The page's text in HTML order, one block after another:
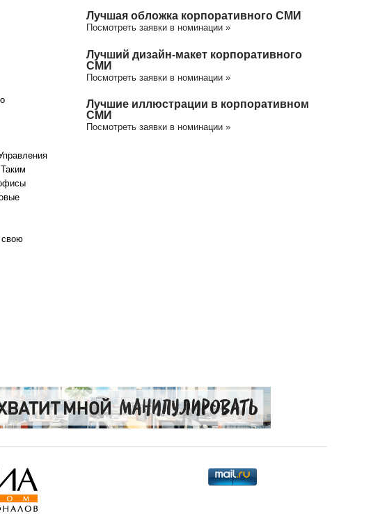
свою
Лучшая обложка корпоративного СМИ
Посмотреть заявки в номинации »
Лучший дизайн-макет корпоративного
СМИ
Посмотреть заявки в номинации »
Лучшие иллюстрации в корпоративном
СМИ
Посмотреть заявки в номинации »